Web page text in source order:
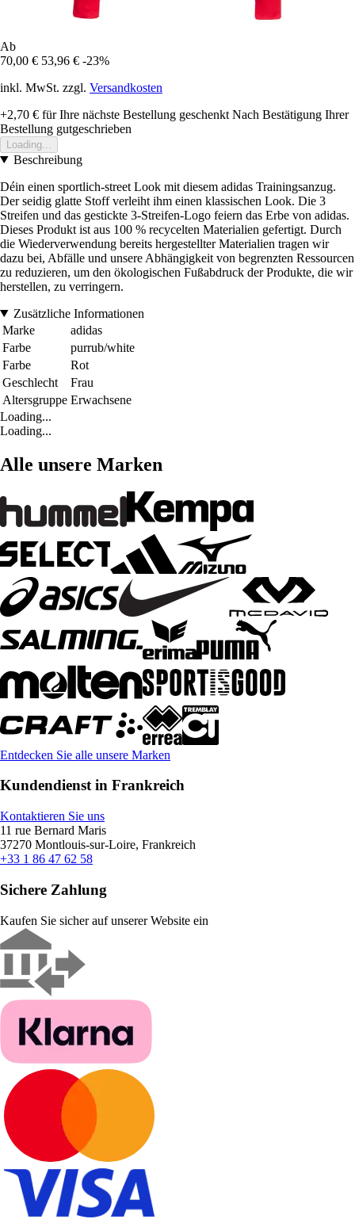
Ab
70,00 € 53,96 € -23%
inkl. MwSt. zzgl. Versandkosten
+2,70 € für Ihre nächste Bestellung geschenkt Nach Bestätigung Ihrer
Bestellung gutgeschrieben
Loading...
Beschreibung
Déin einen sportlich-street Look mit diesem adidas Trainingsanzug.
Der seidig glatte Stoff verleiht ihm einen klassischen Look. Die 3
Streifen und das gestickte 3-Streifen-Logo feiern das Erbe von adidas.
Dieses Produkt ist aus 100 % recycelten Materialien gefertigt. Durch
die Wiederverwendung bereits hergestellter Materialien tragen wir
dazu bei, Abfälle und unsere Abhängigkeit von begrenzten Ressourcen
zu reduzieren, um den ökologischen Fußabdruck der Produkte, die wir
herstellen, zu verringern.
Zusätzliche Informationen
Marke
adidas
Farbe
purrub/white
Farbe
Rot
Geschlecht
Frau
Altersgruppe Erwachsene
Loading...
Loading...
Alle unsere Marken
Entdecken Sie alle unsere Marken
Kundendienst in Frankreich
Kontaktieren Sie uns
11 rue Bernard Maris
37270 Montlouis-sur-Loire, Frankreich
+33 1 86 47 62 58
Sichere Zahlung
Kaufen Sie sicher auf unserer Website ein